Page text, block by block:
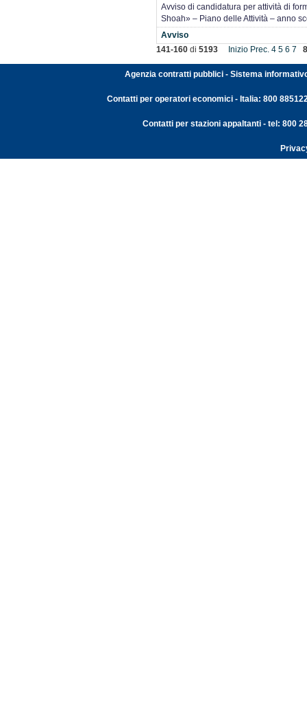
Avviso di candidatura per attività di
Shoah» – Piano delle Attività – anno
Avviso
141-160 di 5193 Inizio Prec. 4 5 6 7
Agenzia contratti pubblici - Sistema
Contatti per operatori economici - Italia: 800
Contatti per stazioni appaltanti - tel: 800